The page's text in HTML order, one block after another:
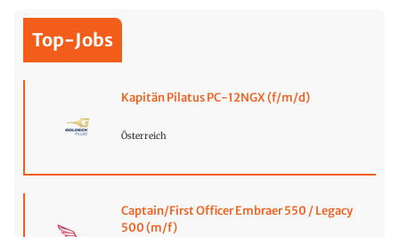
Top-Jobs
Kapitän Pilatus PC-12NGX (f/m/d)
Österreich
Captain/First Officer Embraer 550 / Legacy
500 (m/f)